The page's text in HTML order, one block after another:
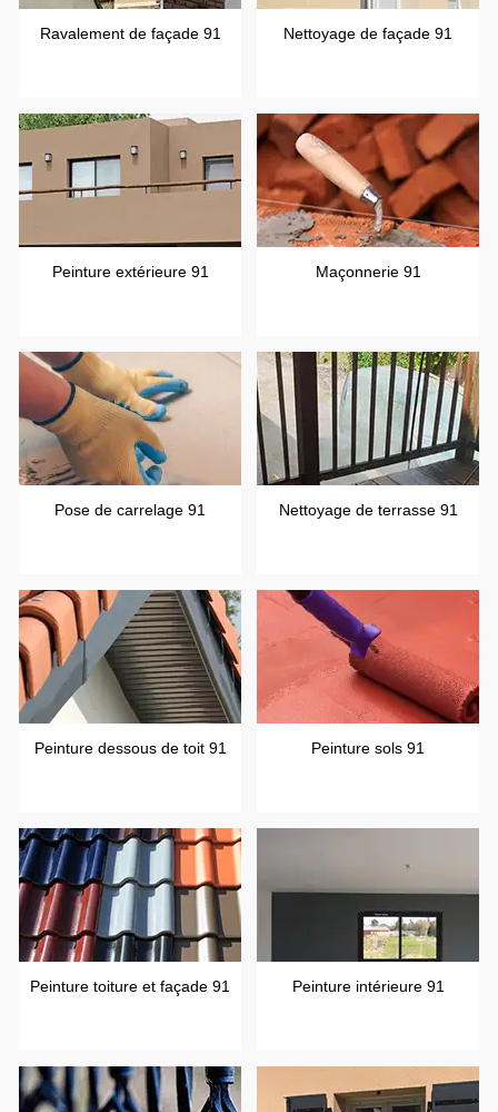
Ravalement de façade 91 Nettoyage de façade 91
Peinture extérieure 91 Maçonnerie 91
Pose de carrelage 91 Nettoyage de terrasse 91
Peinture dessous de toit 91 Peinture sols 91
Peinture toiture et façade 91 Peinture intérieure 91